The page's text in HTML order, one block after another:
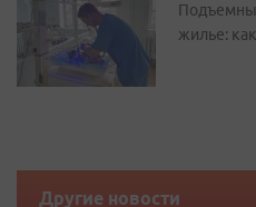
жилье:
Другие новости